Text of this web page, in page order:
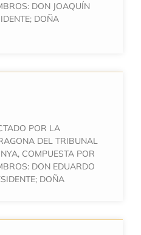
DON JOAQUÍN
DOÑA
POR LA
DEL TRIBUNAL
COMPUESTA POR
DON EDUARDO
DOÑA